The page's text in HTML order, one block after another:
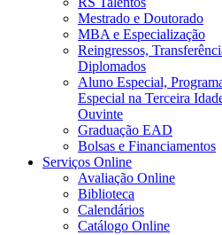
Mestrado e Doutorado
MBA e Especialização
Reingressos,
Diplomados
Aluno Especial,
Especial na Terceira
Ouvinte
Graduação EAD
Bolsas e Financiamentos
Serviços Online
Avaliação Online
Biblioteca
Calendários
Catálogo Online